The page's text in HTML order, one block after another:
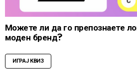
Можете ли да го препознаете
моден бренд?
ИГРАЈ КВИЗ